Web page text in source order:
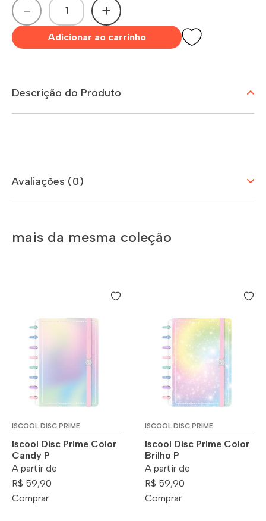
- +
Adicionar ao carrinho
Descrição do Produto
Avaliações (0)
mais da mesma coleção
ISCOOL DISC PRIME
Iscool Disc Prime Color
Candy P
A partir de
R$ 59,90
Comprar
ISCOOL DISC PRIME
Iscool Disc Prime Color
Brilho P
A partir de
R$ 59,90
Comprar